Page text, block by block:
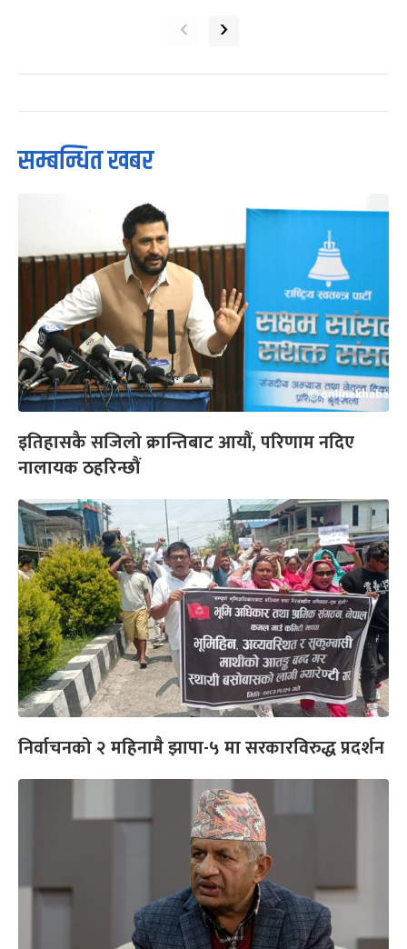
‹ ›
सम्बन्धित खबर
इतिहासकै सजिलो क्रान्तिबाट आयौं, परिणाम नदिए
नालायक ठहरिन्छौं
निर्वाचनको २ महिनामै झापा-५ मा सरकारविरुद्ध प्रदर्शन